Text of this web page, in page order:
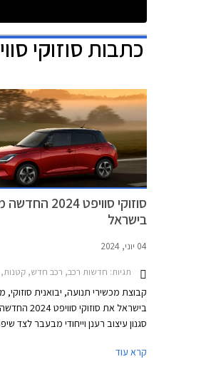
כתבותסוזוקי
סוזוקי סוויפט
בישראל
04 יוני, 2024
תגיות: חדשות רכב, רכב חדש, קטנות, סוזוקי,
קבוצת מכשירי תנועה, יבואנית סוזוקי,
בישראל את סוזוקי
סגנון עיצוב רענן וייחודי מבעבר לצד
הדגם על התכונות המאפיינות אותו
קרא עוד